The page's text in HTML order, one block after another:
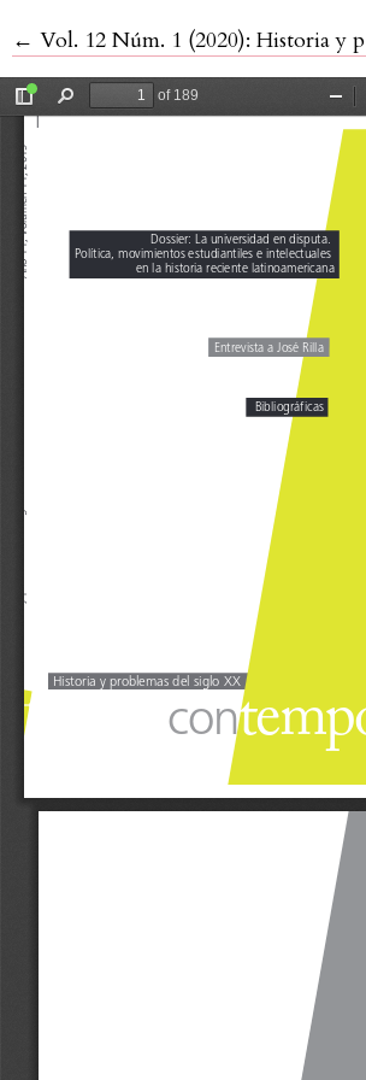
← Volver a los detalles del artículo
Vol. 12 Núm. 1 (2020): Historia y problemas del siglo XX